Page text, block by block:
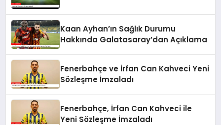
Kaan Ayhan’ın Sağlık Durumu
Hakkında Galatasaray’dan Açıklama
Fenerbahçe ve İrfan Can Kahveci Yeni
Sözleşme İmzaladı
Fenerbahçe, İrfan Can Kahveci ile
Yeni Sözleşme İmzaladı